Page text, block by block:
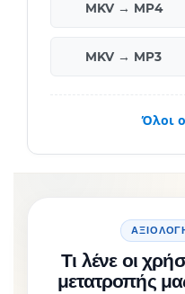
MKV → MP4
MKV → MP3
Όλοι
Τι λένε οι
μετατροπής